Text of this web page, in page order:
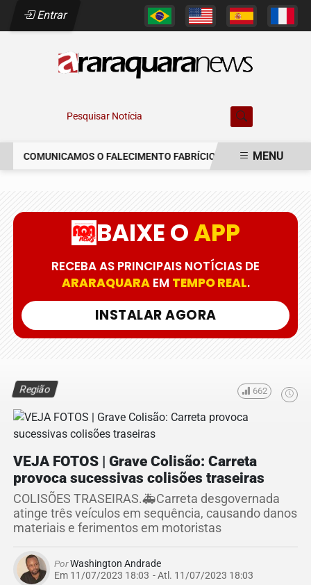
Entrar
Pesquisar Notícia
COMUNICAMOS O FALECIMENTO FABRÍCIO AUGUSTO FERREIRA
MENU
BAIXE OAPP
RECEBA AS PRINCIPAIS NOTÍCIAS DE
ARARAQUARAEM TEMPO REAL.
INSTALAR AGORA
Região 662
VEJA FOTOS | Grave Colisão: Carreta
provoca sucessivas colisões traseiras
COLISÕES TRASEIRAS.🚑Carreta desgovernada
atinge três veículos em sequência, causando danos
materiais e ferimentos em motoristas
PorWashington Andrade
Em 11/07/2023 18:03 - Atl. 11/07/2023 18:03